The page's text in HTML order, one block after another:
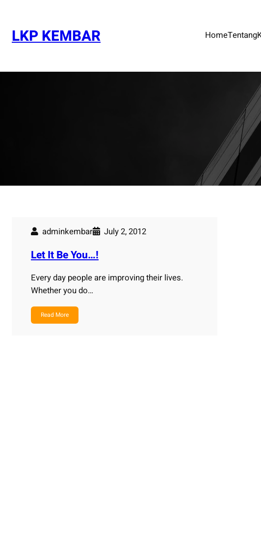
contentLKP KEMBAR HomeTentang
adminkembar July 2, 2012
Let It Be You…!
Every day people are improving their lives.
Whether you do…
Read More